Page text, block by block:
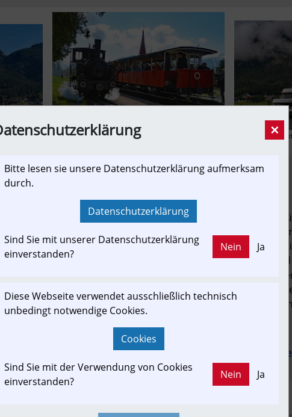
Zubringer zur Achenseeschifffahrt ist ein kongeniales Tourismuskonzept. Nicht umsonst ist
es sich um eine Privatbahn nach dem PrivbG 2004. Zwar
partieller Zahnstange überwunden werden muss.
aber im ersten Abschnitt sehr steil. Dabei erschließt und
ortserschließend mit mehreren Haltepunkten.
an. Damit erfüllt die Achenseebahn weiters die
1999 (ÖPNRV-G 1999). Die Kundengruppe ist
nach PrivbG 2004 und ÖPNRV-G 1999 und erfüllt alle
auch.
als notwendige Unterstützung der
×
Bitte lesen sie unsere Datenschutzerklärung aufmerksam
durch.
Datenschutzerklärung
Sind Sie mit unserer Datenschutzerklärung
einverstanden?
Nein Ja
Diese Webseite verwendet ausschließlich technisch
unbedingt notwendige Cookies.
Cookies
Sind Sie mit der Verwendung von Cookies
einverstanden?
Nein Ja